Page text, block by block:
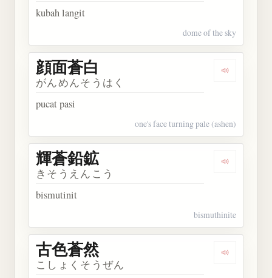
kubah langit
dome of the sky
Dengarkan
顔面蒼白
がんめんそうはく
pucat pasi
one's face turning pale (ashen)
Dengarkan
輝蒼鉛鉱
きそうえんこう
bismutinit
bismuthinite
Dengarkan
古色蒼然
こしょくそうぜん